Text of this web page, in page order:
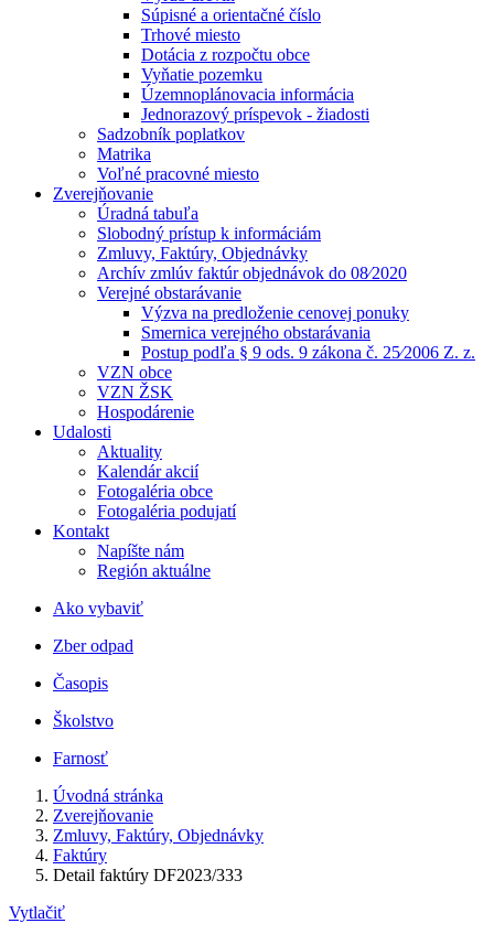
Súpisné a orientačné číslo
Trhové miesto
Dotácia z rozpočtu obce
Vyňatie pozemku
Územnoplánovacia informácia
Jednorazový príspevok - žiadosti
Sadzobník poplatkov
Matrika
Voľné pracovné miesto
Zverejňovanie
Úradná tabuľa
Slobodný prístup k informáciám
Zmluvy, Faktúry, Objednávky
Archív zmlúv faktúr objednávok do 08⁄2020
Verejné obstarávanie
Výzva na predloženie cenovej ponuky
Smernica verejného obstarávania
Postup podľa § 9 ods. 9 zákona č. 25⁄2006 Z. z.
VZN obce
VZN ŽSK
Hospodárenie
Udalosti
Aktuality
Kalendár akcií
Fotogaléria obce
Fotogaléria podujatí
Kontakt
Napíšte nám
Región aktuálne
Ako vybaviť
Zber odpad
Časopis
Školstvo
Farnosť
Úvodná stránka
Zverejňovanie
Zmluvy, Faktúry, Objednávky
Faktúry
Detail faktúry DF2023/333
Vytlačiť